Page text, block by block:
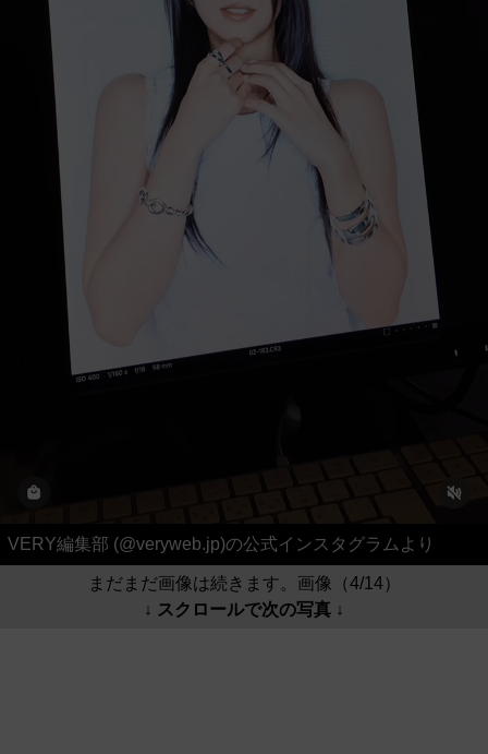
VERY編集部 (@veryweb.jp)の公式インスタグラムより
まだまだ画像は続きます。画像（4/14）
↓ スクロールで次の写真 ↓